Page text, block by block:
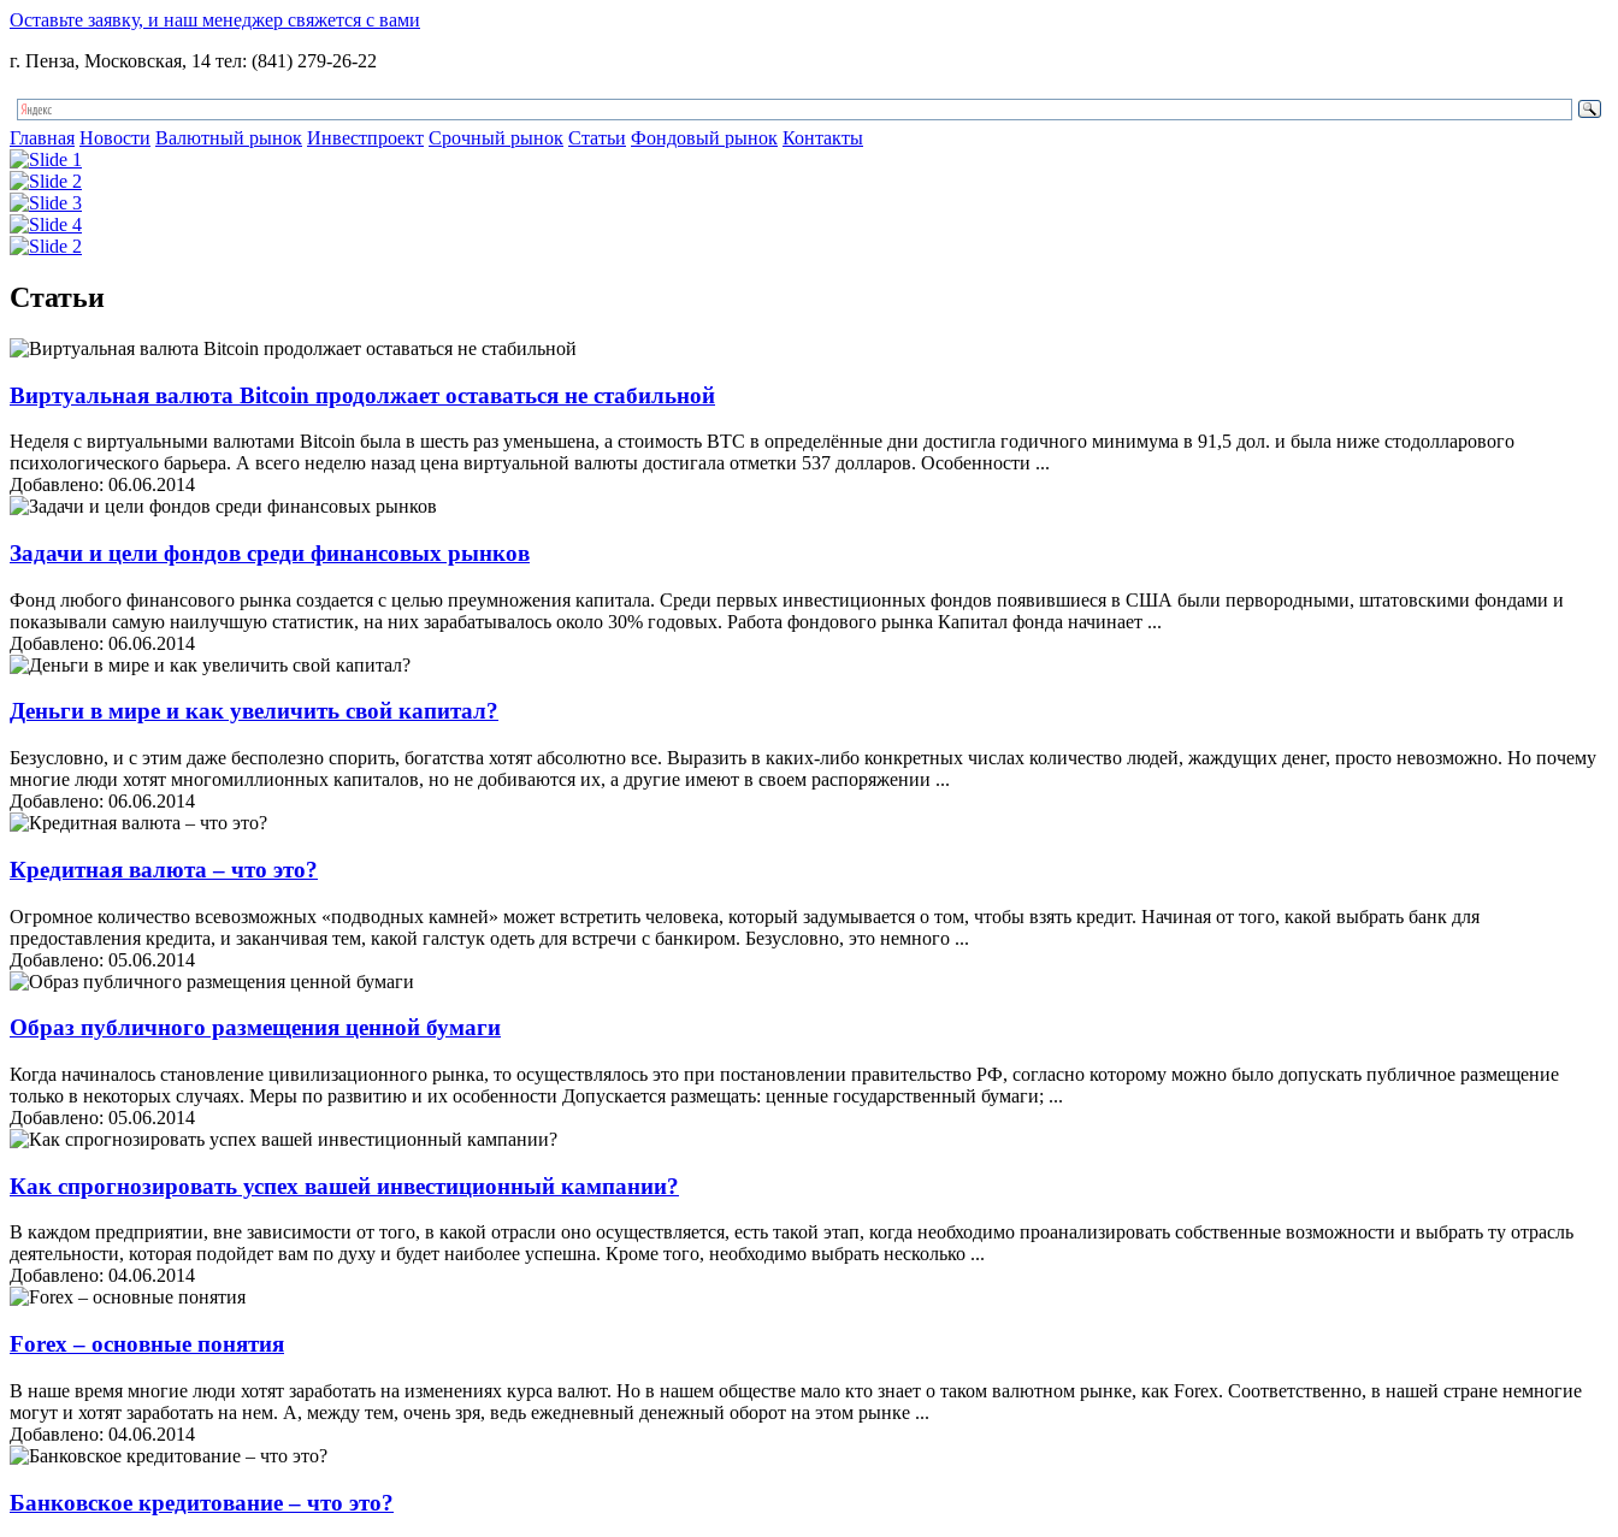
Оставьте заявку, и наш менеджер свяжется с вами
г. Пенза, Московская, 14 тел: (841) 279-26-22
Главная Новости Валютный рынок Инвестпроект Срочный рынок Статьи Фондовый рынок Контакты
Статьи
Виртуальная валюта Bitcoin продолжает оставаться не стабильной
Неделя с виртуальными валютами Bitcoin была в шесть раз уменьшена, а стоимость ВТС в определённые дни достигла годичного минимума в 91,5 дол. и была ниже стодолларового
психологического барьера. А всего неделю назад цена виртуальной валюты достигала отметки 537 долларов. Особенности ...
Добавлено: 06.06.2014
Задачи и цели фондов среди финансовых рынков
Фонд любого финансового рынка создается с целью преумножения капитала. Среди первых инвестиционных фондов появившиеся в США были первородными, штатовскими фондами и
показывали самую наилучшую статистик, на них зарабатывалось около 30% годовых. Работа фондового рынка Капитал фонда начинает ...
Добавлено: 06.06.2014
Деньги в мире и как увеличить свой капитал?
Безусловно, и с этим даже бесполезно спорить, богатства хотят абсолютно все. Выразить в каких-либо конкретных числах количество людей, жаждущих денег, просто невозможно. Но почему
многие люди хотят многомиллионных капиталов, но не добиваются их, а другие имеют в своем распоряжении ...
Добавлено: 06.06.2014
Кредитная валюта – что это?
Огромное количество всевозможных «подводных камней» может встретить человека, который задумывается о том, чтобы взять кредит. Начиная от того, какой выбрать банк для
предоставления кредита, и заканчивая тем, какой галстук одеть для встречи с банкиром. Безусловно, это немного ...
Добавлено: 05.06.2014
Образ публичного размещения ценной бумаги
Когда начиналось становление цивилизационного рынка, то осуществлялось это при постановлении правительство РФ, согласно которому можно было допускать публичное размещение
только в некоторых случаях. Меры по развитию и их особенности Допускается размещать: ценные государственный бумаги; ...
Добавлено: 05.06.2014
Как спрогнозировать успех вашей инвестиционный кампании?
В каждом предприятии, вне зависимости от того, в какой отрасли оно осуществляется, есть такой этап, когда необходимо проанализировать собственные возможности и выбрать ту отрасль
деятельности, которая подойдет вам по духу и будет наиболее успешна. Кроме того, необходимо выбрать несколько ...
Добавлено: 04.06.2014
Forex – основные понятия
В наше время многие люди хотят заработать на изменениях курса валют. Но в нашем обществе мало кто знает о таком валютном рынке, как Forex. Соответственно, в нашей стране немногие
могут и хотят заработать на нем. А, между тем, очень зря, ведь ежедневный денежный оборот на этом рынке ...
Добавлено: 04.06.2014
Банковское кредитование – что это?